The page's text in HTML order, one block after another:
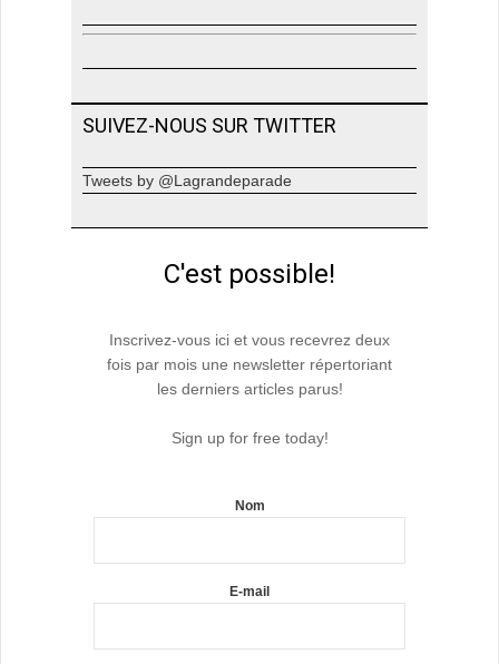
SUIVEZ-NOUS SUR TWITTER
Tweets by @Lagrandeparade
C'est possible!
Inscrivez-vous ici et vous recevrez deux
fois par mois une newsletter répertoriant
les derniers articles parus!
Sign up for free today!
Nom
E-mail